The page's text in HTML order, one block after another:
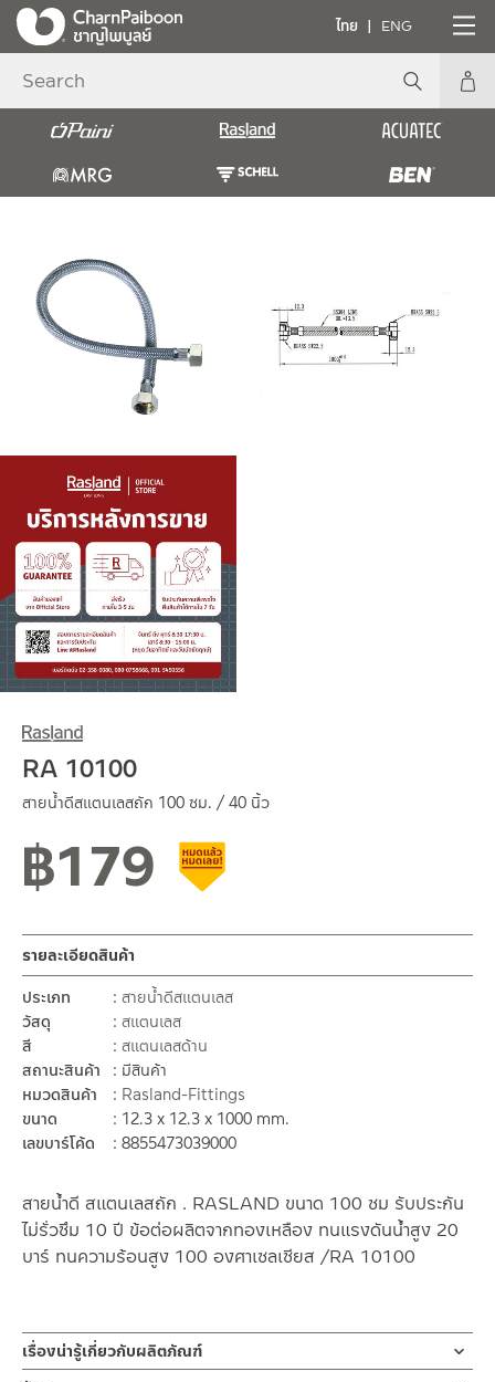
ไทย ENG
RA 10100
สายน้ำดีสแตนเลสถัก 100 ซม. / 40 นิ้ว
฿179
สายน้ำดี สแตนเลสถัก . RASLAND ขนาด 100 ซม รับประกัน
ไม่รั่วซึม 10 ปี ข้อต่อผลิตจากทองเหลือง ทนแรงดันน้ำสูง 20
บาร์ ทนความร้อนสูง 100 องศาเซลเซียส /RA 10100
รายละเอียดสินค้า
ประเภท
สายน้ำดีสแตนเลส
วัสดุ
สแตนเลส
สี
สแตนเลสด้าน
สถานะสินค้า
มีสินค้า
หมวดสินค้า
Rasland-Fittings
ขนาด
12.3 x 12.3 x 1000 mm.
เลขบาร์โค้ด
8855473039000
เรื่องน่ารู้เกี่ยวกับผลิตภัณฑ์